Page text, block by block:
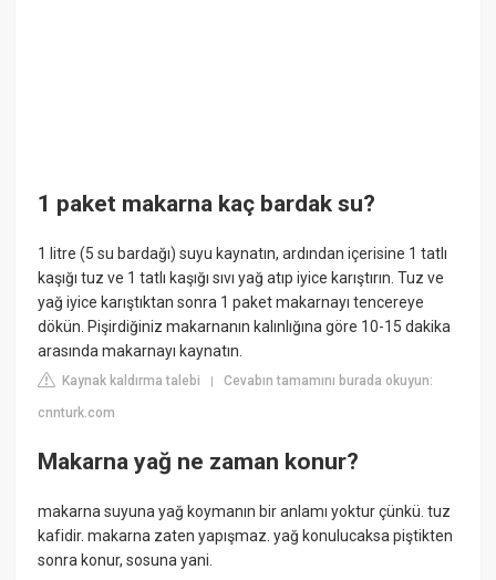
1 paket makarna kaç bardak su?
1 litre (5 su bardağı) suyu kaynatın, ardından içerisine 1 tatlı
kaşığı tuz ve 1 tatlı kaşığı sıvı yağ atıp iyice karıştırın. Tuz ve
yağ iyice karıştıktan sonra 1 paket makarnayı tencereye
dökün. Pişirdiğiniz makarnanın kalınlığına göre 10-15 dakika
arasında makarnayı kaynatın.
Kaynak kaldırma talebi |Cevabın tamamını burada okuyun:
cnnturk.com
Makarna yağ ne zaman konur?
makarna suyuna yağ koymanın bir anlamı yoktur çünkü. tuz
kafidir. makarna zaten yapışmaz. yağ konulucaksa piştikten
sonra konur, sosuna yani.